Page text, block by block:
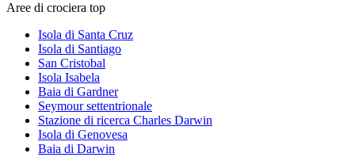
Aree di crociera top
Isola di Santa Cruz
Isola di Santiago
San Cristobal
Isola Isabela
Baia di Gardner
Seymour settentrionale
Stazione di ricerca Charles Darwin
Isola di Genovesa
Baia di Darwin